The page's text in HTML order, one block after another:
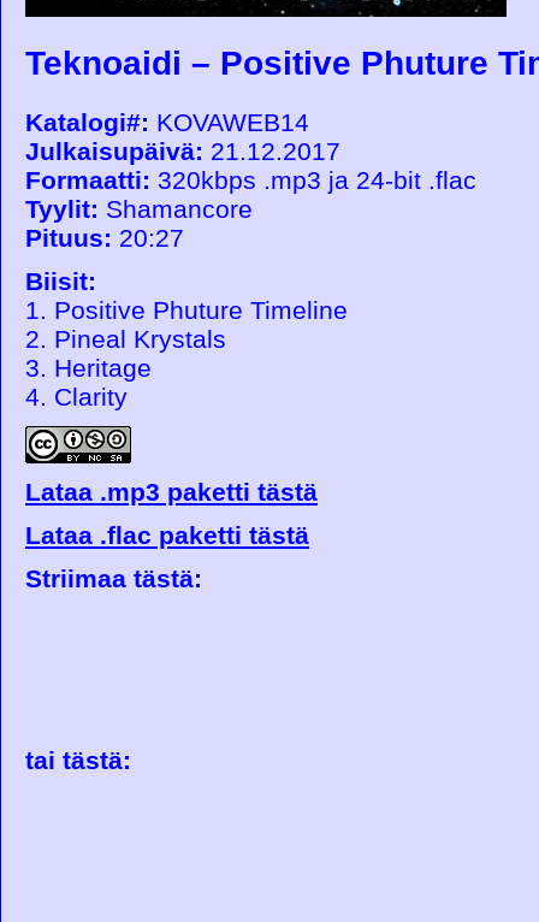
Teknoaidi – Positive Phuture
Katalogi#: KOVAWEB14
Julkaisupäivä: 21.12.2017
Formaatti: 320kbps .mp3 ja 24-bit .flac
Tyylit: Shamancore
Pituus: 20:27
Biisit:
1. Positive Phuture Timeline
2. Pineal Krystals
3. Heritage
4. Clarity
Lataa .mp3 paketti tästä
Lataa .flac paketti tästä
Striimaa tästä:
tai tästä: